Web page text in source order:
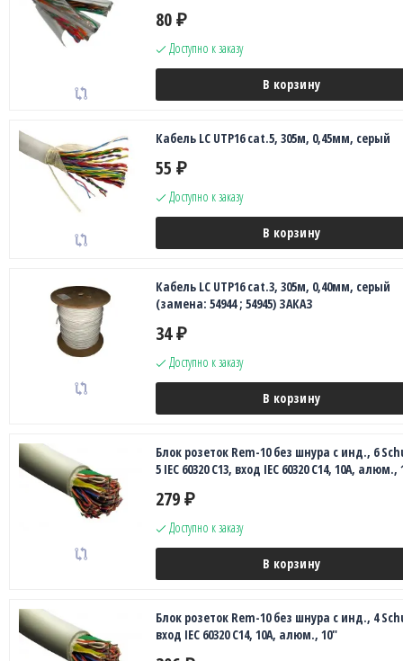
80 ₽
Доступно к заказу
В корзину
Кабель LC UTP16 cat.5, 305м, 0,45мм, серый
55 ₽
Доступно к заказу
В корзину
Кабель LC UTP16 cat.3, 305м, 0,40мм, серый
(замена: 54944 ; 54945) ЗАКАЗ
34 ₽
Доступно к заказу
В корзину
Блок розеток Rem-10 без шнура с инд., 6
5 IEC 60320 C13, вход IEC 60320 C14, 10A, алюм.,
279 ₽
Доступно к заказу
В корзину
Блок розеток Rem-10 без шнура с инд., 4
вход IEC 60320 C14, 10A, алюм., 10"